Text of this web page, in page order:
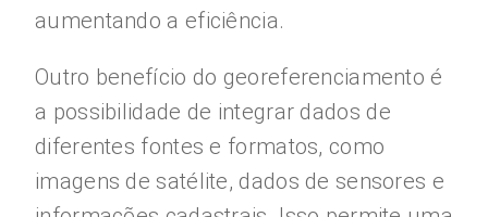
aumentando a eficiência.
Outro benefício do georeferenciamento é
a possibilidade de integrar dados de
diferentes fontes e formatos, como
imagens de satélite, dados de sensores e